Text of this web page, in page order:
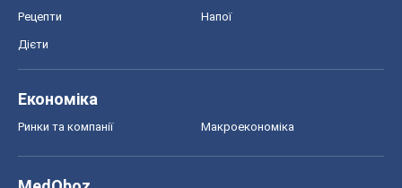
Рецепти Напої
Дієти
Економіка
Ринки та компанії Макроекономіка